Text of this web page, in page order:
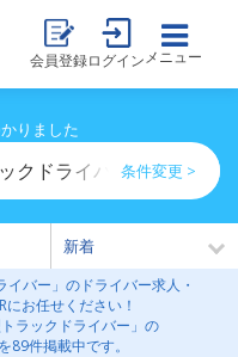
会員登録ログイン メニュー
りました
クドライバーのドライバ
条件変更 >
イバー」のドライバー求人・
にお任せください！
ラックドライバー」の
89件掲載中です。